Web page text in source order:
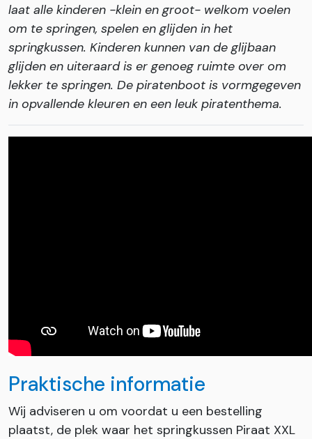
laat alle kinderen -klein en groot- welkom voelen
om te springen, spelen en glijden in het
springkussen. Kinderen kunnen van de glijbaan
glijden en uiteraard is er genoeg ruimte over om
lekker te springen. De piratenboot is vormgegeven
in opvallende kleuren en een leuk piratenthema.
Praktische informatie
Wij adviseren u om voordat u een bestelling
plaatst, de plek waar het springkussen Piraat XXL